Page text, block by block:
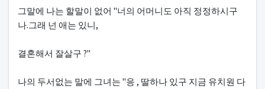
그말에 나는 할말이 없어 "너의 어머니도 아직 정정하시구
나.그래 넌 애는 있니,
결혼해서 잘살구 ?"
나의 두서없는 말에 그녀는 "응 , 딸하나 있구 지금 유치원 다